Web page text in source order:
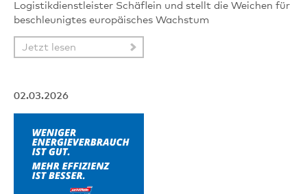
Logistikdienstleister Schäflein und stellt die Weichen für
beschleunigtes europäisches Wachstum
Jetzt lesen
02.03.2026